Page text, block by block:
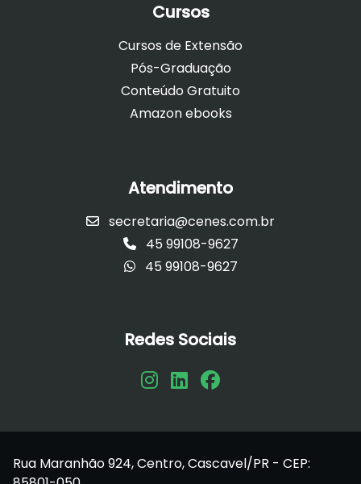
Cursos
Cursos de Extensão
Pós-Graduação
Conteúdo Gratuito
Amazon ebooks
Atendimento
secretaria@cenes.com.br
45 99108-9627
45 99108-9627
Redes Sociais
Rua Maranhão 924, Centro, Cascavel/PR - CEP: